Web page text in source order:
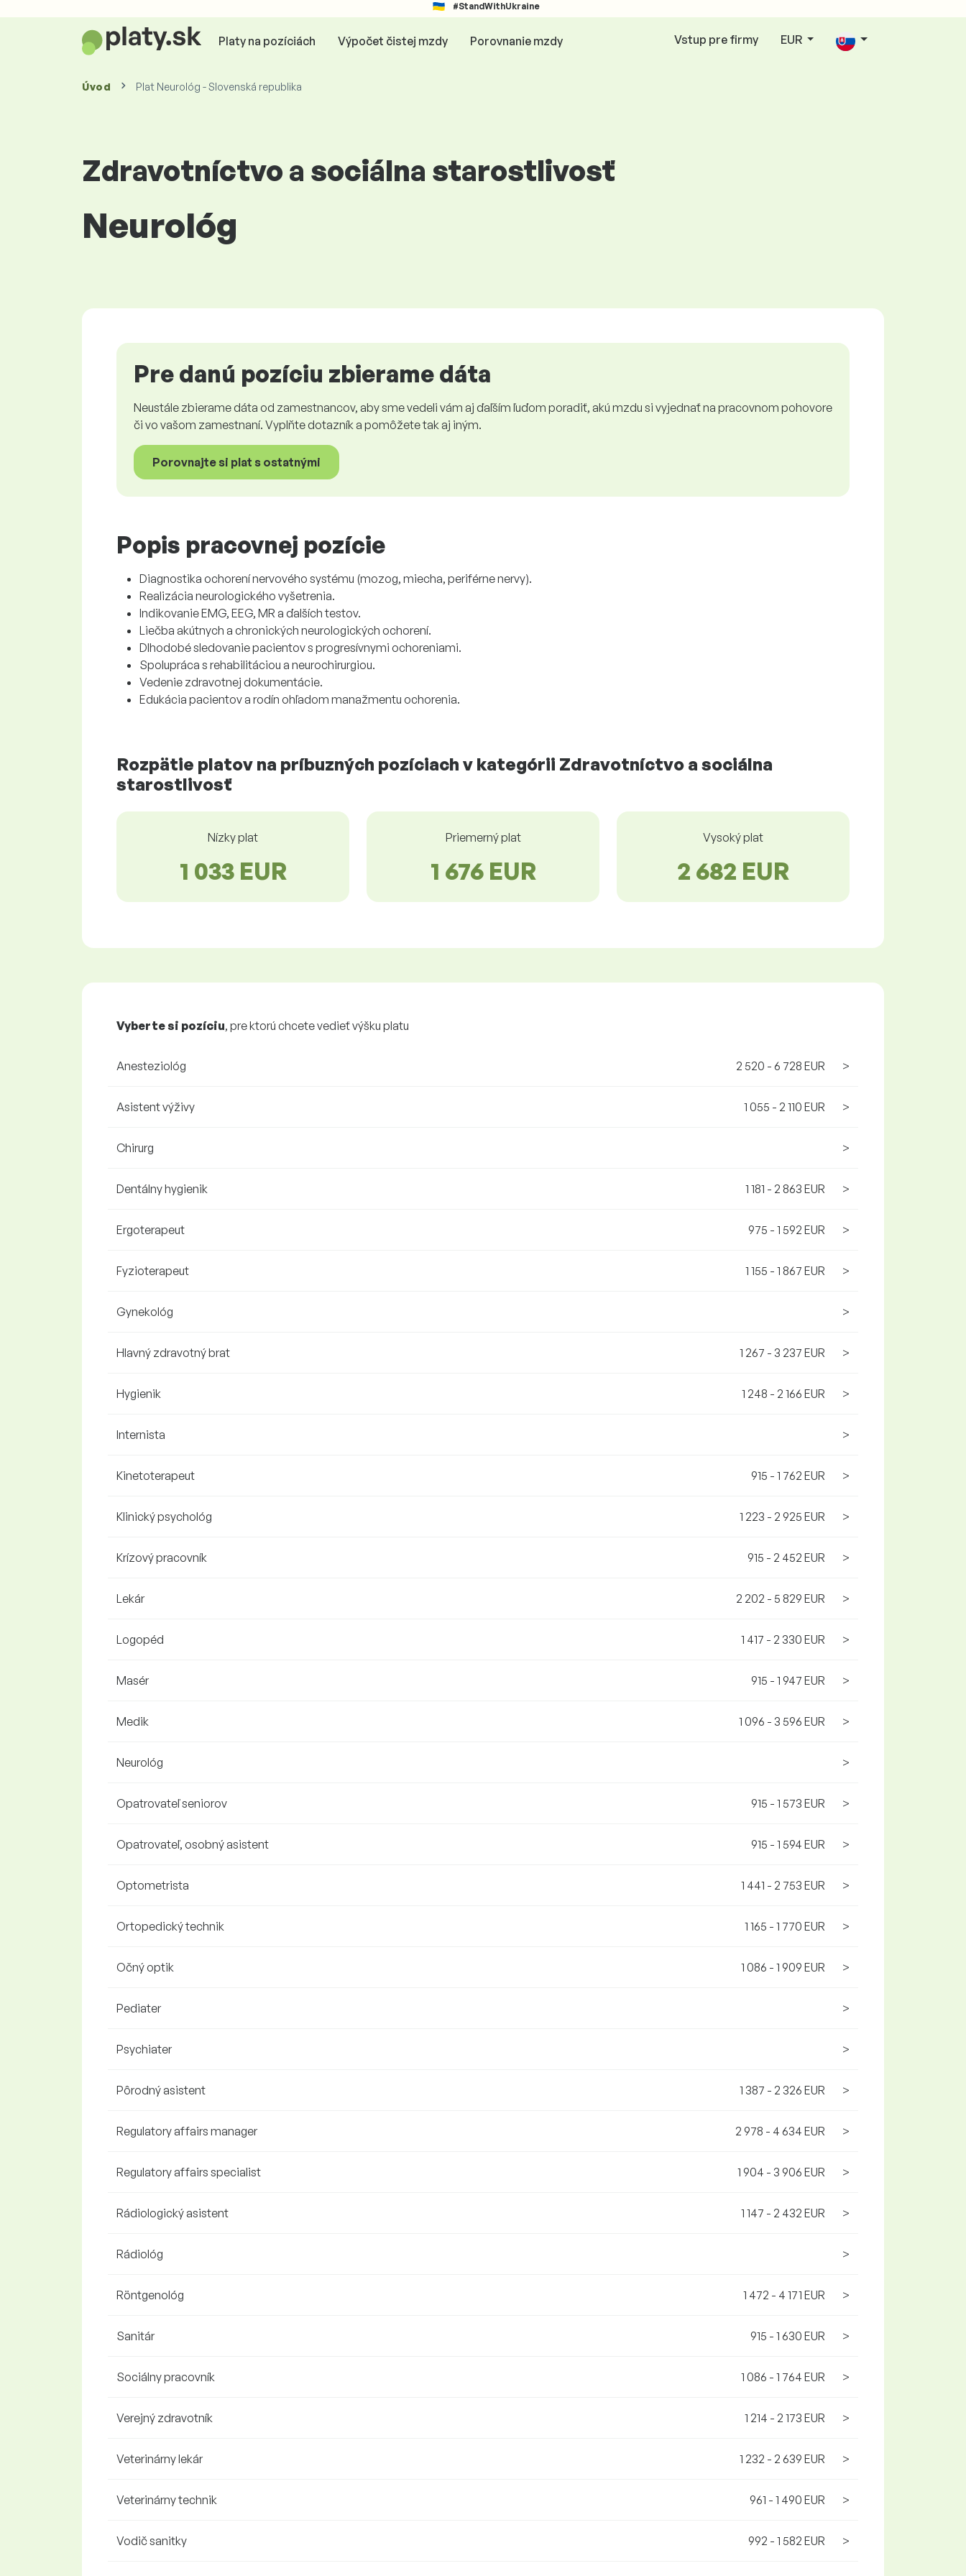
#StandWithUkraine
Platy na pozíciách Výpočet čistej mzdy Porovnanie mzdy Vstup pre firmy EUR
Úvod Plat Neurológ - Slovenská republika
Zdravotníctvo a sociálna starostlivosť
Neurológ
Pre danú pozíciu zbierame dáta
Neustále zbierame dáta od zamestnancov, aby sme vedeli vám aj ďaľším ľuďom poradiť, akú mzdu si vyjednať na pracovnom pohovore
či vo vašom zamestnaní. Vyplňte dotazník a pomôžete tak aj iným.
Porovnajte si plat s ostatnými
Popis pracovnej pozície
Diagnostika ochorení nervového systému (mozog, miecha, periférne nervy).
Realizácia neurologického vyšetrenia.
Indikovanie EMG, EEG, MR a ďalších testov.
Liečba akútnych a chronických neurologických ochorení.
Dlhodobé sledovanie pacientov s progresívnymi ochoreniami.
Spolupráca s rehabilitáciou a neurochirurgiou.
Vedenie zdravotnej dokumentácie.
Edukácia pacientov a rodín ohľadom manažmentu ochorenia.
Rozpätie platov na príbuzných pozíciach v kategórii Zdravotníctvo a sociálna
starostlivosť
Nízky plat
1 033 EUR
Priemerný plat
1 676 EUR
Vysoký plat
2 682 EUR
Vyberte si pozíciu, pre ktorú chcete vedieť výšku platu
Anesteziológ 2 520 - 6 728 EUR >
Asistent výživy 1 055 - 2 110 EUR >
Chirurg >
Dentálny hygienik 1 181 - 2 863 EUR >
Ergoterapeut 975 - 1 592 EUR >
Fyzioterapeut 1 155 - 1 867 EUR >
Gynekológ >
Hlavný zdravotný brat 1 267 - 3 237 EUR >
Hygienik 1 248 - 2 166 EUR >
Internista >
Kinetoterapeut 915 - 1 762 EUR >
Klinický psychológ 1 223 - 2 925 EUR >
Krízový pracovník 915 - 2 452 EUR >
Lekár 2 202 - 5 829 EUR >
Logopéd 1 417 - 2 330 EUR >
Masér 915 - 1 947 EUR >
Medik 1 096 - 3 596 EUR >
Neurológ >
Opatrovateľ seniorov 915 - 1 573 EUR >
Opatrovateľ, osobný asistent 915 - 1 594 EUR >
Optometrista 1 441 - 2 753 EUR >
Ortopedický technik 1 165 - 1 770 EUR >
Očný optik 1 086 - 1 909 EUR >
Pediater >
Psychiater >
Pôrodný asistent 1 387 - 2 326 EUR >
Regulatory affairs manager 2 978 - 4 634 EUR >
Regulatory affairs specialist 1 904 - 3 906 EUR >
Rádiologický asistent 1 147 - 2 432 EUR >
Rádiológ >
Röntgenológ 1 472 - 4 171 EUR >
Sanitár 915 - 1 630 EUR >
Sociálny pracovník 1 086 - 1 764 EUR >
Verejný zdravotník 1 214 - 2 173 EUR >
Veterinárny lekár 1 232 - 2 639 EUR >
Veterinárny technik 961 - 1 490 EUR >
Vodič sanitky 992 - 1 582 EUR >